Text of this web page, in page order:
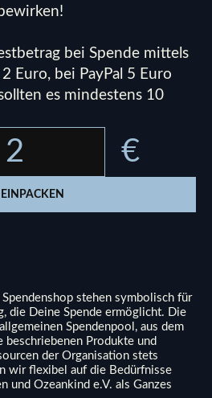
bei Spende mittels
Euro, bei PayPal 5 Euro
es mindestens 10
€
EINPACKEN
stehen symbolisch für
die Deine Spende ermöglicht. Die
Spendenpool, aus dem
beschriebenen Produkte und
der Organisation stets
wir flexibel auf die Bedürfnisse
und Ozeankind e.V. als Ganzes